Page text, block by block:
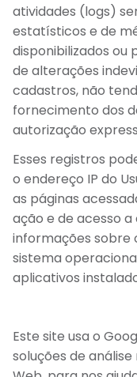
atividades (logs)
estatísticos e de
disponibilizados ou
de alterações
cadastros, não
fornecimento dos
autorização
Esses registros
o endereço IP do
as páginas
ação e de acesso
informações sobre
sistema
aplicativos
Este site usa o
soluções de